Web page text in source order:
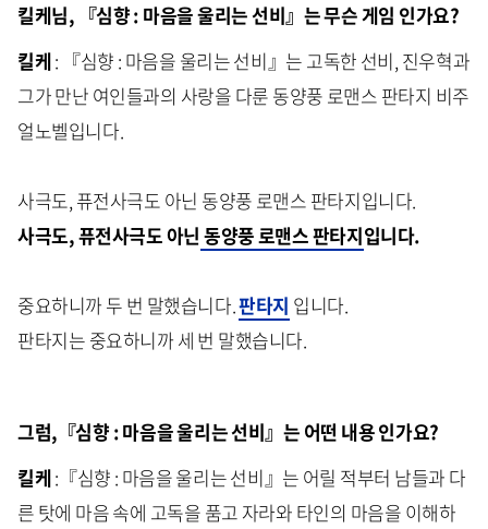
킬케님, 『심향 : 마음을 울리는 선비』는 무슨 게임 인가요?
킬케: 『심향 : 마음을 울리는 선비』는 고독한 선비, 진우혁과
그가 만난 여인들과의 사랑을 다룬 동양풍 로맨스 판타지 비주
얼노벨입니다.
사극도, 퓨전사극도 아닌 동양풍 로맨스 판타지입니다.
사극도, 퓨전사극도 아닌 동양풍 로맨스 판타지입니다.
중요하니까 두 번 말했습니다.판타지 입니다.
판타지는 중요하니까 세 번 말했습니다.
그럼,『심향 : 마음을 울리는 선비』는 어떤 내용 인가요?
킬케:『심향 : 마음을 울리는 선비』는 어릴 적부터 남들과 다
른 탓에 마음 속에 고독을 품고 자라와 타인의 마음을 이해하